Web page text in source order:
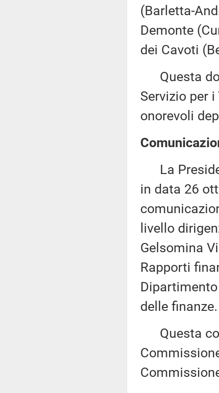
(Barletta-
Demonte
dei Cavoti
Questa
Servizio per
onorevoli
La
in data 26
livello
Gelsomina
Rapporti
delle finanze.
Questa